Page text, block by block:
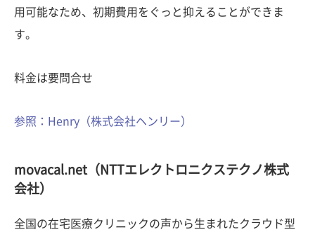
用可能なため、初期費用をぐっと抑えることができま
す。
料金は要問合せ
参照：Henry（株式会社ヘンリー）
movacal.net（NTTエレクトロニクステクノ株式
会社）
全国の在宅医療クリニックの声から生まれたクラウド型